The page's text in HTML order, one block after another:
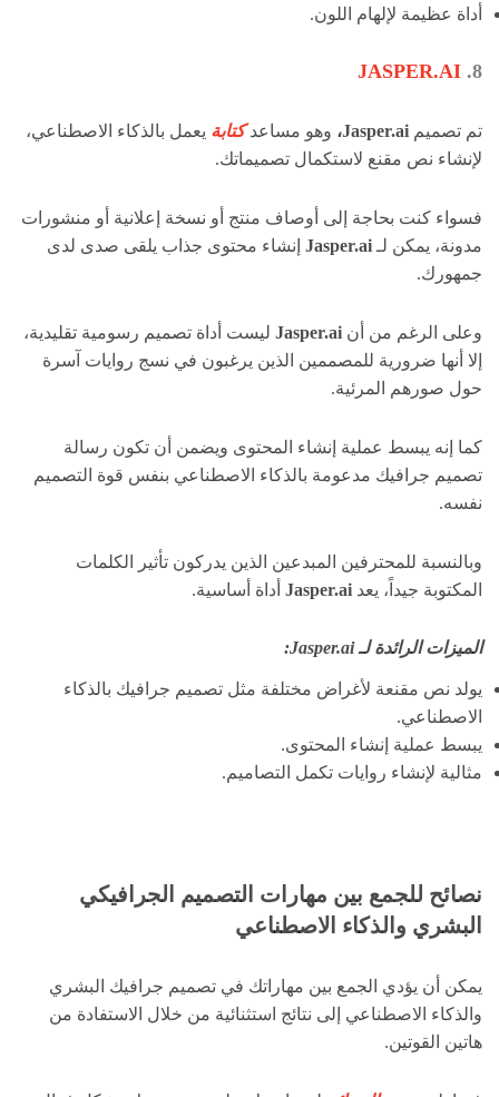
أداة عظيمة لإلهام اللون.
8.
JASPER.AI
تم تصميم Jasper.ai، وهو مساعدكتابة يعمل بالذكاء الاصطناعي،
لإنشاء نص مقنع لاستكمال تصميماتك.
فسواء كنت بحاجة إلى أوصاف منتج أو نسخة إعلانية أو منشورات
مدونة، يمكن لـ Jasper.ai إنشاء محتوى جذاب يلقى صدى لدى
جمهورك.
وعلى الرغم من أن Jasper.ai ليست أداة تصميم رسومية تقليدية،
إلا أنها ضرورية للمصممين الذين يرغبون في نسج روايات آسرة
حول صورهم المرئية.
كما إنه يبسط عملية إنشاء المحتوى ويضمن أن تكون رسالة
تصميم جرافيك مدعومة بالذكاء الاصطناعي بنفس قوة التصميم
نفسه.
وبالنسبة للمحترفين المبدعين الذين يدركون تأثير الكلمات
المكتوبة جيداً، يعد Jasper.ai أداة أساسية.
الميزات الرائدة لـ Jasper.ai:
يولد نص مقنعة لأغراض مختلفة مثل تصميم جرافيك بالذكاء
الاصطناعي.
يبسط عملية إنشاء المحتوى.
مثالية لإنشاء روايات تكمل التصاميم.
نصائح للجمع بين مهارات التصميم الجرافيكي
البشري والذكاء الاصطناعي
يمكن أن يؤدي الجمع بين مهاراتك في تصميم جرافيك البشري
والذكاء الاصطناعي إلى نتائج استثنائية من خلال الاستفادة من
هاتين القوتين.